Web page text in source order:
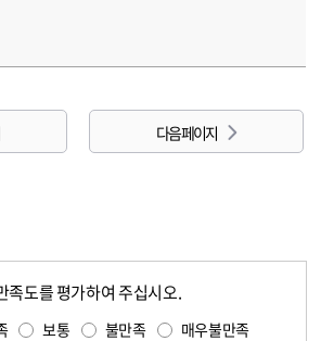
다음 페이지
족도를 평가하여 주십시오.
보통 불만족 매우불만족